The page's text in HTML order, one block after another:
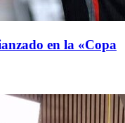
en la «Copa